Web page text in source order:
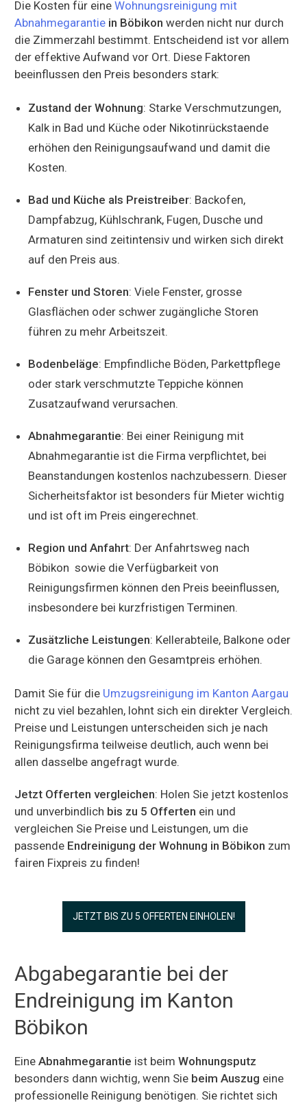
Die Kosten für eine Wohnungsreinigung mit
Abnahmegarantie in Böbikon werden nicht nur durch
die Zimmerzahl bestimmt. Entscheidend ist vor allem
der effektive Aufwand vor Ort. Diese Faktoren
beeinflussen den Preis besonders stark:
Zustand der Wohnung: Starke Verschmutzungen,
Kalk in Bad und Küche oder Nikotinrückstaende
erhöhen den Reinigungsaufwand und damit die
Kosten.
Bad und Küche als Preistreiber: Backofen,
Dampfabzug, Kühlschrank, Fugen, Dusche und
Armaturen sind zeitintensiv und wirken sich direkt
auf den Preis aus.
Fenster und Storen: Viele Fenster, grosse
Glasflächen oder schwer zugängliche Storen
führen zu mehr Arbeitszeit.
Bodenbeläge: Empfindliche Böden, Parkettpflege
oder stark verschmutzte Teppiche können
Zusatzaufwand verursachen.
Abnahmegarantie: Bei einer Reinigung mit
Abnahmegarantie ist die Firma verpflichtet, bei
Beanstandungen kostenlos nachzubessern. Dieser
Sicherheitsfaktor ist besonders für Mieter wichtig
und ist oft im Preis eingerechnet.
Region und Anfahrt: Der Anfahrtsweg nach
Böbikon sowie die Verfügbarkeit von
Reinigungsfirmen können den Preis beeinflussen,
insbesondere bei kurzfristigen Terminen.
Zusätzliche Leistungen: Kellerabteile, Balkone oder
die Garage können den Gesamtpreis erhöhen.
Damit Sie für die Umzugsreinigung im Kanton Aargau
nicht zu viel bezahlen, lohnt sich ein direkter Vergleich.
Preise und Leistungen unterscheiden sich je nach
Reinigungsfirma teilweise deutlich, auch wenn bei
allen dasselbe angefragt wurde.
Jetzt Offerten vergleichen: Holen Sie jetzt kostenlos
und unverbindlich bis zu 5 Offerten ein und
vergleichen Sie Preise und Leistungen, um die
passende Endreinigung der Wohnung in Böbikon zum
fairen Fixpreis zu finden!
JETZT BIS ZU 5 OFFERTEN EINHOLEN!
Abgabegarantie bei der
Endreinigung im Kanton
Böbikon
Eine Abnahmegarantie ist beim Wohnungsputz
besonders dann wichtig, wenn Sie beim Auszug eine
professionelle Reinigung benötigen. Sie richtet sich